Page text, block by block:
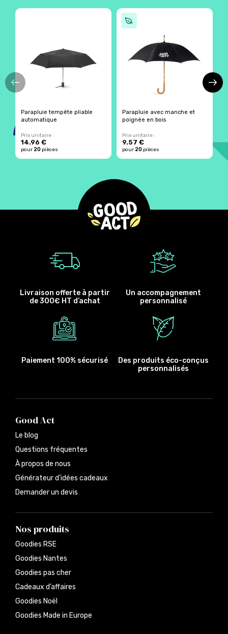
Parapluie tempête pliable
automatique
Prix unitaire :
14.96 €
pour20 pièces
Parapluie avec manche et
poignée en bois
Prix unitaire :
9.57 €
pour20 pièces
€
Livraison offerte à partir
de 300€ HT d’achat
Un accompagnement
personnalisé
Paiement 100% sécurisé
Des produits éco-conçus
personnalisés
Good Act
Le blog
Questions fréquentes
À propos de nous
Générateur d’idées cadeaux
Demander un devis
Nos produits
Goodies RSE
Goodies Nantes
Goodies pas cher
Cadeaux d’affaires
Goodies Noël
Goodies Made in Europe